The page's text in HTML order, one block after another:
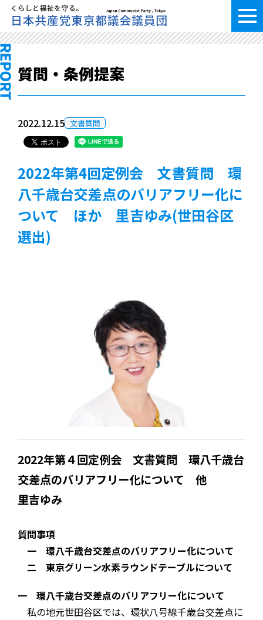
質問・条例提案
2022.12.15 文書質問
2022年第4回定例会 文書質問 環
八千歳台交差点のバリアフリー化に
ついて ほか 里吉ゆみ(世田谷区
選出)
2022年第４回定例会 文書質問 環八千歳台
交差点のバリアフリー化について 他
里吉ゆみ
質問事項
一 環八千歳台交差点のバリアフリー化について
二 東京グリーン水素ラウンドテーブルについて
一 環八千歳台交差点のバリアフリー化について
私の地元世田谷区では、環状八号線千歳台交差点に